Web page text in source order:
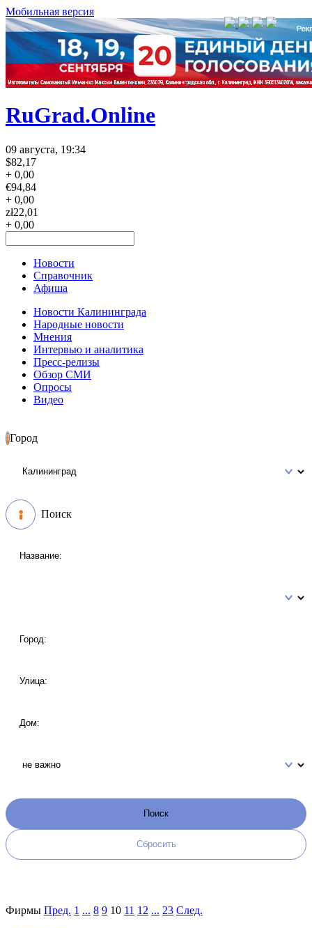
Мобильная версия
RuGrad.Online
09 августа, 19:34
$82,17
+ 0,00
€94,84
+ 0,00
zł22,01
+ 0,00
Новости
Справочник
Афиша
Новости Калининграда
Народные новости
Мнения
Интервью и аналитика
Пресс-релизы
Обзор СМИ
Опросы
Видео
Город
Поиск
Фирмы Пред. 1 ... 8 9 10 11 12 ... 23 След.